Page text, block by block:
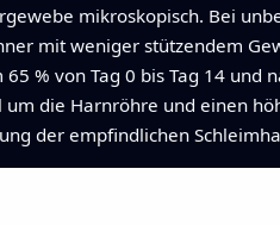
mikroskopisch. Bei
mit weniger stützendem
% von Tag 0 bis Tag 14
die Harnröhre und einen
der empfindlichen